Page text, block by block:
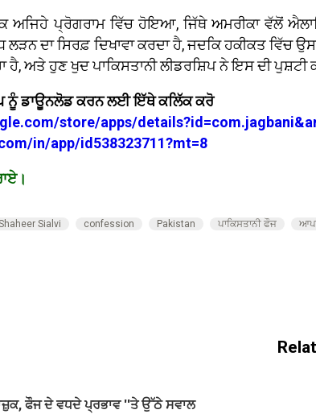
ਪ੍ਰੋਗਰਾਮ ਵਿੱਚ ਹੋਇਆ, ਜਿੱਥੇ ਅਮਰੀਕਾ ਵੱਲੋਂ
ਦਾ ਸਿਰਫ਼ ਦਿਖਾਵਾ ਕਰਦਾ ਹੈ, ਜਦਕਿ ਹਕੀਕਤ ਵਿੱਚ
ਹੈ, ਅਤੇ ਹੁਣ ਖੁਦ ਪਾਕਿਸਤਾਨੀ ਲੀਡਰਸ਼ਿਪ ਨੇ ਇਸ ਦੀ ਪੁਸ਼ਟੀ
ਨੂੰ ਡਾਊਨਲੋਡ ਕਰਨ ਲਈ ਇੱਥੇ ਕਲਿੱਕ ਕਰੋ
store/apps/
in/app/id538323711?mt=8
Sialvi confession Pakistan ਪਾਕਿਸਤਾਨੀ ਫੌਜ
ਫੌਜ ਦੇ ਵਧਦੇ ਪ੍ਰਭਾਵ ''ਤੇ ਉੱਠੇ ਸਵਾਲ